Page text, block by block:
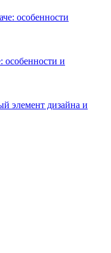
особенности
особенности и
элемент дизайна и